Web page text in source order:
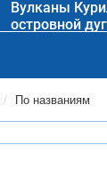
Вулканы
островной
По названиям